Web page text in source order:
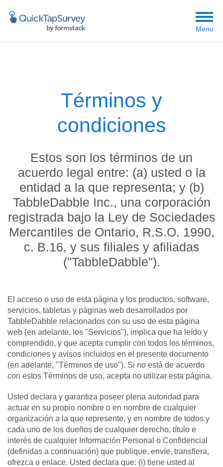
Menu
Términos y
condiciones
Estos son los términos de un
acuerdo legal entre: (a) usted o la
entidad a la que representa; y (b)
TabbleDabble Inc., una corporación
registrada bajo la Ley de Sociedades
Mercantiles de Ontario, R.S.O. 1990,
c. B.16, y sus filiales y afiliadas
("TabbleDabble").
El acceso o uso de esta página y los productos, software,
servicios, tabletas y páginas web desarrollados por
TabbleDabble relacionados con su uso de esta página
web (en adelante, los "Servicios"), implica que ha leído y
comprendido, y que acepta cumplir con todos los términos,
condiciones y avisos incluidos en el presente documento
(en adelante, "Términos de uso"). Si no está de acuerdo
con estos Términos de uso, acepta no utilizar esta página.
Usted declara y garantiza poseer plena autoridad para
actuar en su propio nombre o en nombre de cualquier
organización a la que represente, y en nombre de todos y
cada uno de los dueños de cualquier derecho, título e
interés de cualquier Información Personal o Confidencial
(definidas a continuación) que publique, envíe, transfiera,
ofrezca o enlace. Usted declara que: (i) tiene usted al